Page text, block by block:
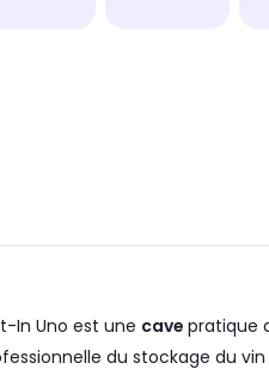
In Uno est une cave pratique
! Les six étagères de stockage en